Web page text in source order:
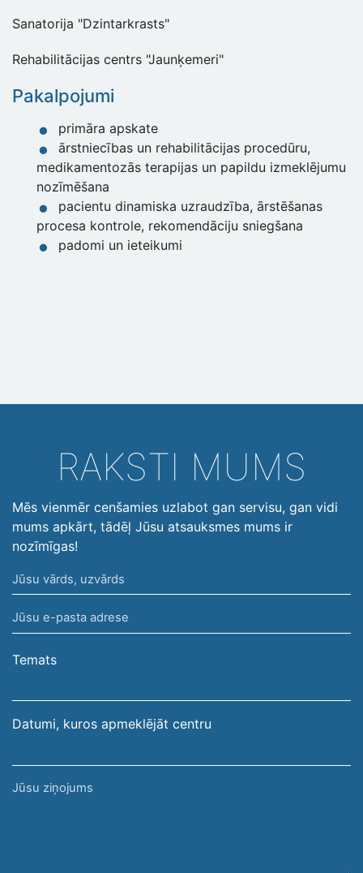
Sanatorija "Dzintarkrasts"
Rehabilitācijas centrs "Jaunķemeri"
Pakalpojumi
primāra apskate
ārstniecības un rehabilitācijas procedūru,
medikamentozās terapijas un papildu izmeklējumu
nozīmēšana
pacientu dinamiska uzraudzība, ārstēšanas
procesa kontrole, rekomendāciju sniegšana
padomi un ieteikumi
RAKSTI MUMS
Mēs vienmēr cenšamies uzlabot gan servisu, gan vidi
mums apkārt, tādēļ Jūsu atsauksmes mums ir
nozīmīgas!
Jūsu
vārds,
uzvārds
Jūsu
e-
pasta
Temats
Datumi, kuros apmeklējāt centru
Jūsu